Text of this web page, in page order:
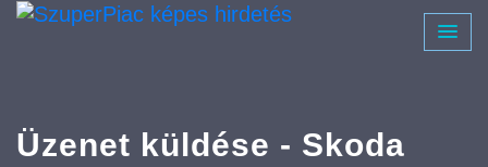
Üzenet küldése - Skoda